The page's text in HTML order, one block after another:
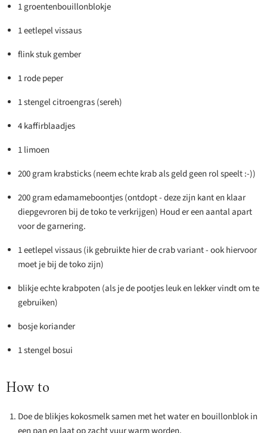
1 groentenbouillonblokje
1 eetlepel vissaus
flink stuk gember
1 rode peper
1 stengel citroengras (sereh)
4 kaffirblaadjes
1 limoen
200 gram krabsticks (neem echte krab als geld geen rol speelt :-))
200 gram edamameboontjes (ontdopt - deze zijn kant en klaar
diepgevroren bij de toko te verkrijgen) Houd er een aantal apart
voor de garnering.
1 eetlepel vissaus (ik gebruikte hier de crab variant - ook hiervoor
moet je bij de toko zijn)
blikje echte krabpoten (als je de pootjes leuk en lekker vindt om te
gebruiken)
bosje koriander
1 stengel bosui
How to
Doe de blikjes kokosmelk samen met het water en bouillonblok in